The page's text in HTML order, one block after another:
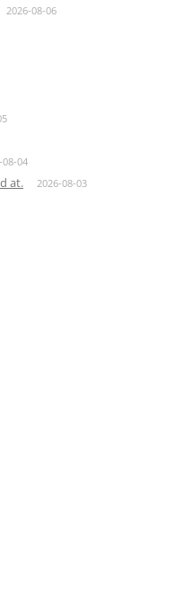
2026-08-06
08-04
at. 2026-08-03